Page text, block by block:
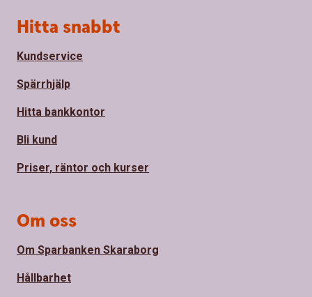
Sidfot
Hitta snabbt
Kundservice
Spärrhjälp
Hitta bankkontor
Bli kund
Priser, räntor och kurser
Om oss
Om Sparbanken Skaraborg
Hållbarhet